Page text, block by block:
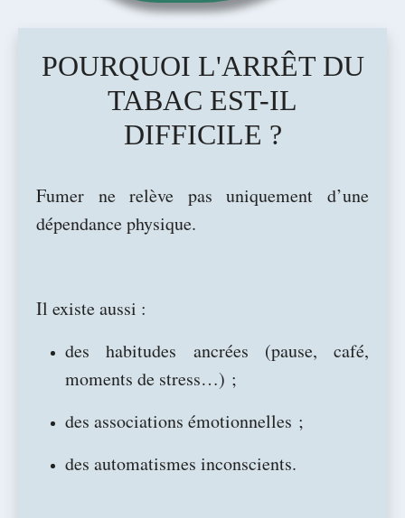
POURQUOI L'ARRÊT DU
TABAC EST-IL
DIFFICILE ?
Fumer ne relève pas uniquement d’une
dépendance physique.
Il existe aussi :
des habitudes ancrées (pause, café,
moments de stress…) ;
des associations émotionnelles ;
des automatismes inconscients.